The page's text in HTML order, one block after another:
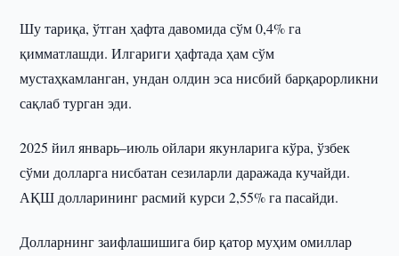
Шу тариқа, ўтган ҳафта давомида сўм 0,4% га
қимматлашди. Илгариги ҳафтада ҳам сўм
мустаҳкамланган, ундан олдин эса нисбий барқарорликни
сақлаб турган эди.
2025 йил январь–июль ойлари якунларига кўра, ўзбек
сўми долларга нисбатан сезиларли даражада кучайди.
АҚШ долларининг расмий курси 2,55% га пасайди.
Долларнинг заифлашишига бир қатор муҳим омиллар